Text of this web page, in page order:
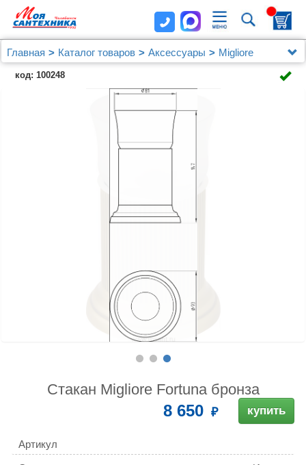
Главная Каталог товаров Аксессуары
Migliore
Стакан Migliore Fortuna бронза
код: 100248
Стакан Migliore Fortuna бронза
8 650 купить
Артикул